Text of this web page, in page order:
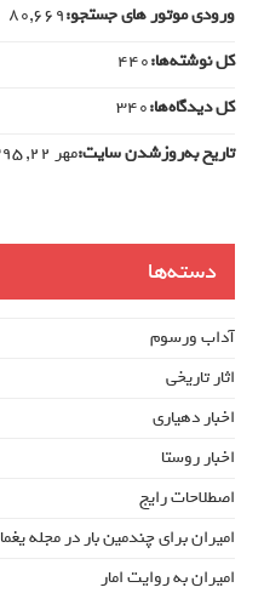
ورودی‌ موتور های جستجو:80,669
کل نوشته‌ها:440
کل دیدگاه‌ها:340
تاریخ به‌روزشدن سایت:مهر ۲۲, ۱۳۹۵
دسته‌ها
آداب ورسوم
اثار تاریخی
اخبار دهیاری
اخبار روستا
اصطلاحات رایج
امیران برای چندمین بار در مجله یغما
امیران به روایت امار